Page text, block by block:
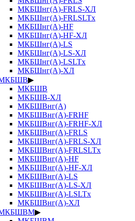
МКБШнг(А)-FRLS-ХЛ
МКБШнг(А)-FRLSLTx
МКБШнг(А)-HF
МКБШнг(А)-HF-ХЛ
МКБШнг(А)-LS
МКБШнг(А)-LS-ХЛ
МКБШнг(А)-LSLTx
МКБШнг(А)-ХЛ
▶
МКБШВ
МКБШВ-ХЛ
МКБШВнг(А)
МКБШВнг(А)-FRHF
МКБШВнг(А)-FRHF-ХЛ
МКБШВнг(А)-FRLS
МКБШВнг(А)-FRLS-ХЛ
МКБШВнг(А)-FRLSLTx
МКБШВнг(А)-HF
МКБШВнг(А)-HF-ХЛ
МКБШВнг(А)-LS
МКБШВнг(А)-LS-ХЛ
МКБШВнг(А)-LSLTx
МКБШВнг(А)-ХЛ
▶